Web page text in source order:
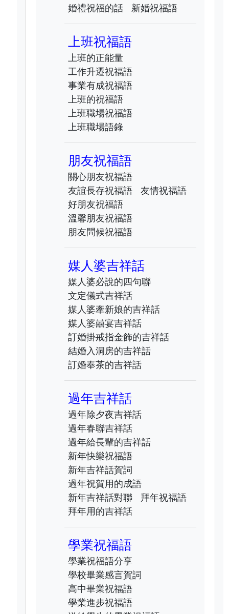
婚禮祝福的話
新婚祝福語
上班祝福語
上班的正能量
工作升遷祝福語
事業有成祝福語
上班的祝福語
上班職場祝福語
上班職場語錄
朋友祝福語
關心朋友祝福語
友誼長存祝福語
友情祝福語
好朋友祝福語
溫馨朋友祝福語
朋友問候祝福語
媒人婆吉祥話
媒人婆必說的四句聯
文定儀式吉祥話
媒人婆牽新娘的吉祥話
媒人婆囍宴吉祥話
訂婚掛戒指金飾的吉祥話
結婚入洞房的吉祥話
訂婚奉茶的吉祥話
過年吉祥話
過年除夕夜吉祥話
過年春聯吉祥話
過年給長輩的吉祥話
新年快樂祝福語
新年吉祥話賀詞
過年祝賀用的成語
新年吉祥話對聯
拜年祝福語
拜年用的吉祥話
學業祝福語
學業祝福語分享
學校畢業感言賀詞
高中畢業祝福語
學業進步祝福語